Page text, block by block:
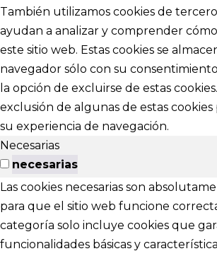
También utilizamos cookies de
ayudan a analizar y comprender
este sitio web. Estas cookies se
navegador sólo con su
la opción de excluirse de estas
exclusión de algunas de estas
su experiencia de navegación.
Necesarias
necesarias
Las cookies necesarias son
para que el sitio web funcione
categoría solo incluye cookies que
funcionalidades básicas y